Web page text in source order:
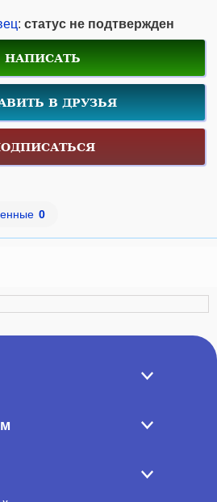
: статус не подтвержден
НАПИСАТЬ
В ДРУЗЬЯ
0